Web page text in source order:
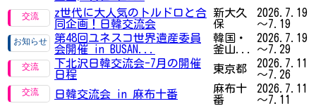
z世代に大人気のトルドロと合
同企画！日韓交流会
新大久
保
2026.7.19
～7.19
第48回ユネスコ世界遺産委員
会開催 in BUSAN...
韓国・
釜山...
2026.7.19
～7.29
下北沢日韓交流会-7月の開催
日程
東京都
2026.7.11
～7.26
日韓交流会 in 麻布十番
麻布十
番
2026.7.11
～7.11